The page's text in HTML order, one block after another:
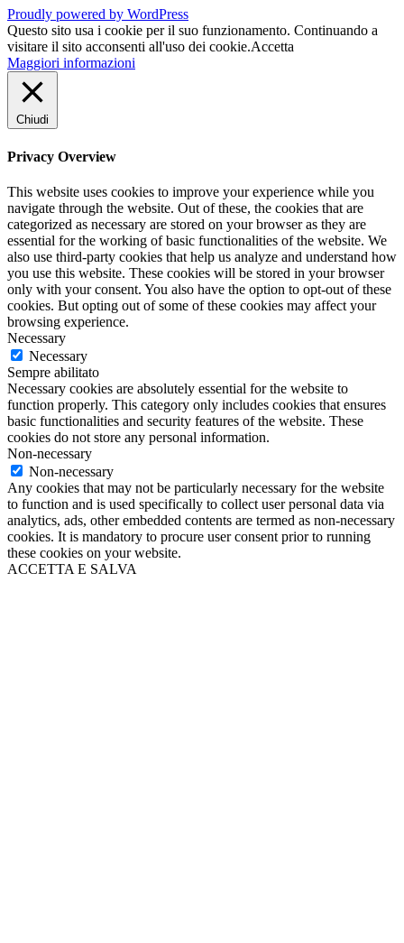
Proudly powered by WordPress
Questo sito usa i cookie per il suo funzionamento. Continuando a
visitare il sito acconsenti all'uso dei cookie.Accetta
Maggiori informazioni
Chiudi
Privacy Overview
This website uses cookies to improve your experience while you
navigate through the website. Out of these, the cookies that are
categorized as necessary are stored on your browser as they are
essential for the working of basic functionalities of the website. We
also use third-party cookies that help us analyze and understand how
you use this website. These cookies will be stored in your browser
only with your consent. You also have the option to opt-out of these
cookies. But opting out of some of these cookies may affect your
browsing experience.
Necessary
Necessary
Sempre abilitato
Necessary cookies are absolutely essential for the website to
function properly. This category only includes cookies that ensures
basic functionalities and security features of the website. These
cookies do not store any personal information.
Non-necessary
Non-necessary
Any cookies that may not be particularly necessary for the website
to function and is used specifically to collect user personal data via
analytics, ads, other embedded contents are termed as non-necessary
cookies. It is mandatory to procure user consent prior to running
these cookies on your website.
ACCETTA E SALVA